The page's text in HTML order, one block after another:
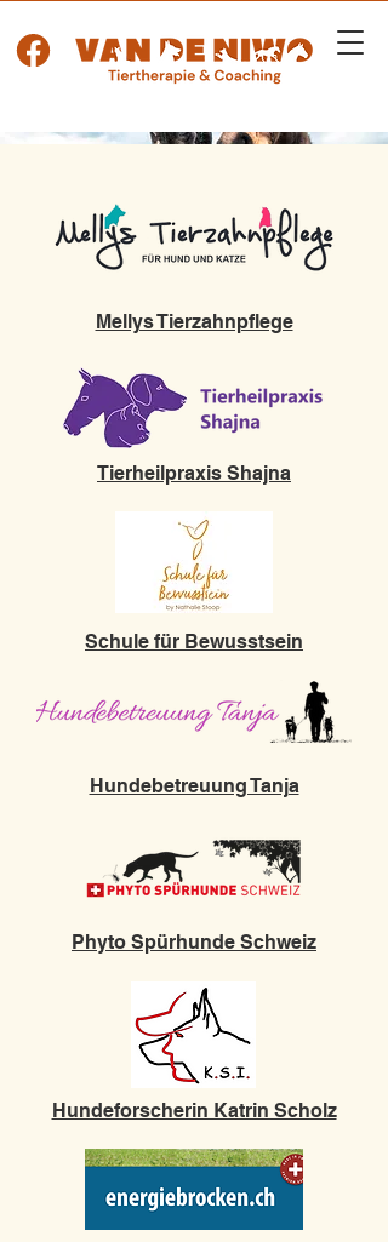
Mellys Tierzahnpflege
Tierheilpraxis Shajna
Schule für Bewusstsein
Hundebetreuung Tanja
Phyto Spürhunde Schweiz
Hundeforscherin Katrin Scholz